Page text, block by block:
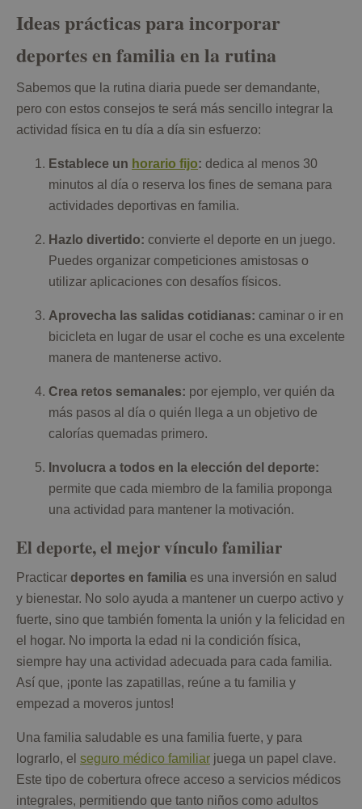
Ideas prácticas para incorporar
deportes en familia en la rutina
Sabemos que la rutina diaria puede ser demandante,
pero con estos consejos te será más sencillo integrar la
actividad física en tu día a día sin esfuerzo:
Establece un horario fijo: dedica al menos 30
minutos al día o reserva los fines de semana para
actividades deportivas en familia.
Hazlo divertido: convierte el deporte en un juego.
Puedes organizar competiciones amistosas o
utilizar aplicaciones con desafíos físicos.
Aprovecha las salidas cotidianas: caminar o ir en
bicicleta en lugar de usar el coche es una excelente
manera de mantenerse activo.
Crea retos semanales: por ejemplo, ver quién da
más pasos al día o quién llega a un objetivo de
calorías quemadas primero.
Involucra a todos en la elección del deporte:
permite que cada miembro de la familia proponga
una actividad para mantener la motivación.
El deporte, el mejor vínculo familiar
Practicar deportes en familia es una inversión en salud
y bienestar. No solo ayuda a mantener un cuerpo activo y
fuerte, sino que también fomenta la unión y la felicidad en
el hogar. No importa la edad ni la condición física,
siempre hay una actividad adecuada para cada familia.
Así que, ¡ponte las zapatillas, reúne a tu familia y
empezad a moveros juntos!
Una familia saludable es una familia fuerte, y para
lograrlo, el seguro médico familiar juega un papel clave.
Este tipo de cobertura ofrece acceso a servicios médicos
integrales, permitiendo que tanto niños como adultos